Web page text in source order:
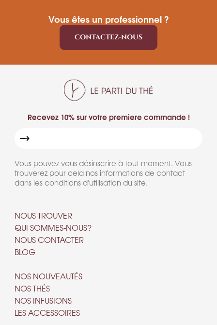
Vous êtes un professionnel ?
CONTACTEZ-NOUS
Recevez 10% sur votre premiere commande !
Vous pouvez vous désinscrire à tout moment. Vous
trouverez pour cela nos informations de contact
dans les conditions d'utilisation du site.
NOUS TROUVER
QUI SOMMES-NOUS?
NOUS CONTACTER
BLOG
NOS NOUVEAUTÉS
NOS THÉS
NOS INFUSIONS
LES ACCESSOIRES